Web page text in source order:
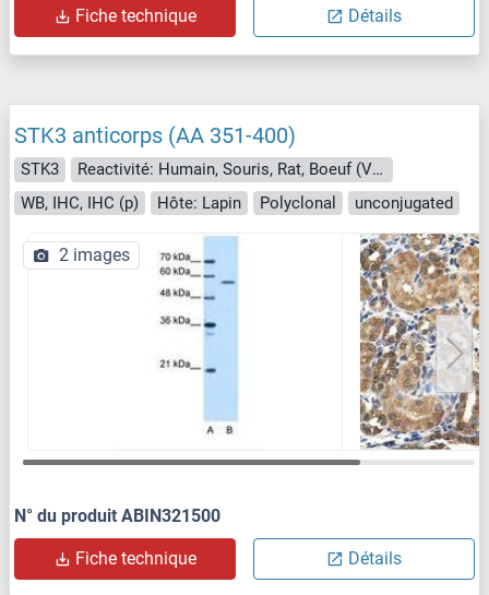
Fiche technique Détails
STK3 anticorps (AA 351-400)
STK3
Reactivité: Humain, Souris, Rat, Boeuf (Vache), Poisson zèbre (Danio rerio), Singe, Chien, Lapin, Cheval, Cobaye, Porc, Roussette (Chauve-souris)
WB, IHC, IHC (p)
Hôte: Lapin Polyclonal unconjugated
2 images
N° du produit ABIN321500
Fiche technique Détails